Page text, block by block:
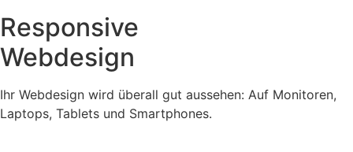
Responsive
Webdesign
Ihr Webdesign wird überall gut aussehen: Auf Monitoren,
Laptops, Tablets und Smartphones.